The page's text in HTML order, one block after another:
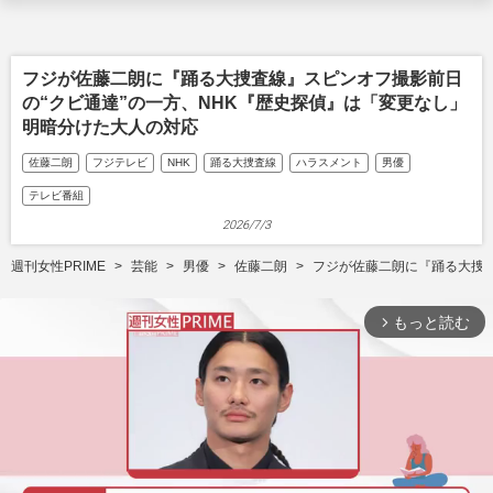
フジが佐藤二朗に『踊る大捜査線』スピンオフ撮影前日
の“クビ通達”の一方、NHK『歴史探偵』は「変更なし」
明暗分けた大人の対応
佐藤二朗 フジテレビ NHK 踊る大捜査線 ハラスメント 男優
テレビ番組
2026/7/3
週刊女性PRIME 芸能 男優 佐藤二朗 フジが佐藤二朗に『踊る大捜
arrow_forward_ios もっと読む